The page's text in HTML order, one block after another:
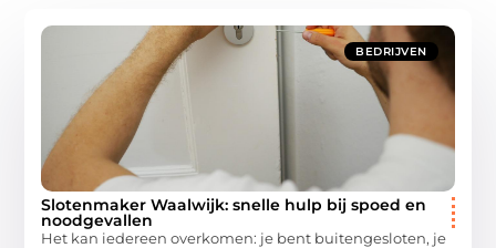
BEDRIJVEN
Slotenmaker Waalwijk: snelle hulp bij spoed en
noodgevallen
Het kan iedereen overkomen: je bent buitengesloten, je